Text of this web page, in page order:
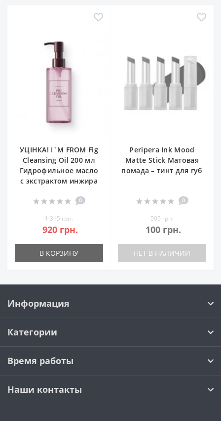
УЦІНКА! I`M FROM Fig
Cleansing Oil 200 мл
Гидрофильное масло
с экстрактом инжира
0
1 315 грн.
920 грн.
В КОРЗИНУ
Peripera Ink Mood
Matte Stick Матовая
помада – тинт для губ
0
505 грн.
100 грн.
НЕТ В НАЛИЧИИ
Информация
Категории
Время работы
Наши контакты